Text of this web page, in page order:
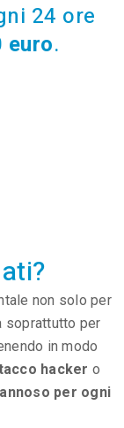
24 ore
euro.
non solo per
soprattutto per
in modo
hacker o
per ogni